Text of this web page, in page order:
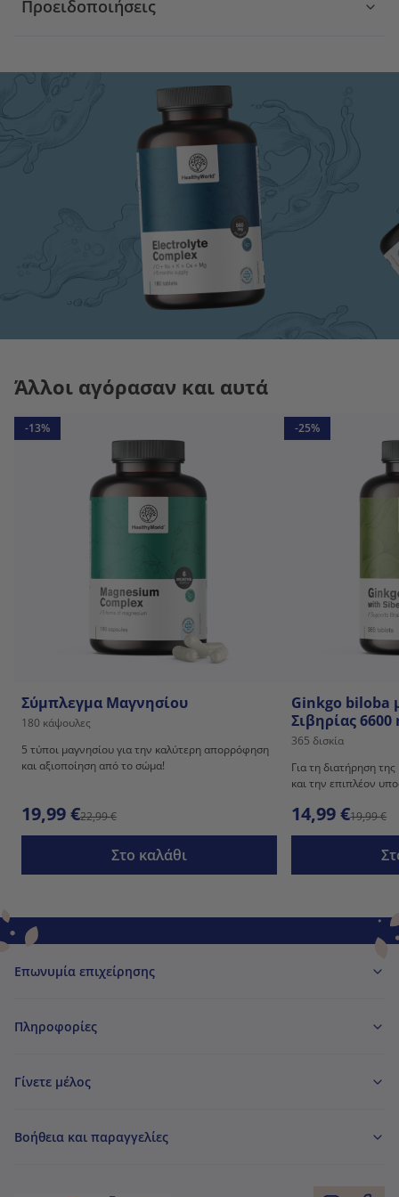
Προειδοποιήσεις
Άλλοι αγόρασαν και αυτά
-13%
Σύμπλεγμα Μαγνησίου
180 κάψουλες
5 τύποι μαγνησίου για την καλύτερη απορρόφηση
και αξιοποίηση από το σώμα!
19,99 €22,99 €
Στο καλάθι
-25%
Ginkgo biloba
Σιβηρίας 6600
365 δισκία
Για τη διατήρηση
και την επιπλέον
14,99 €19,99 €
Επωνυμία επιχείρησης
Πληροφορίες
Γίνετε μέλος
Βοήθεια και παραγγελίες